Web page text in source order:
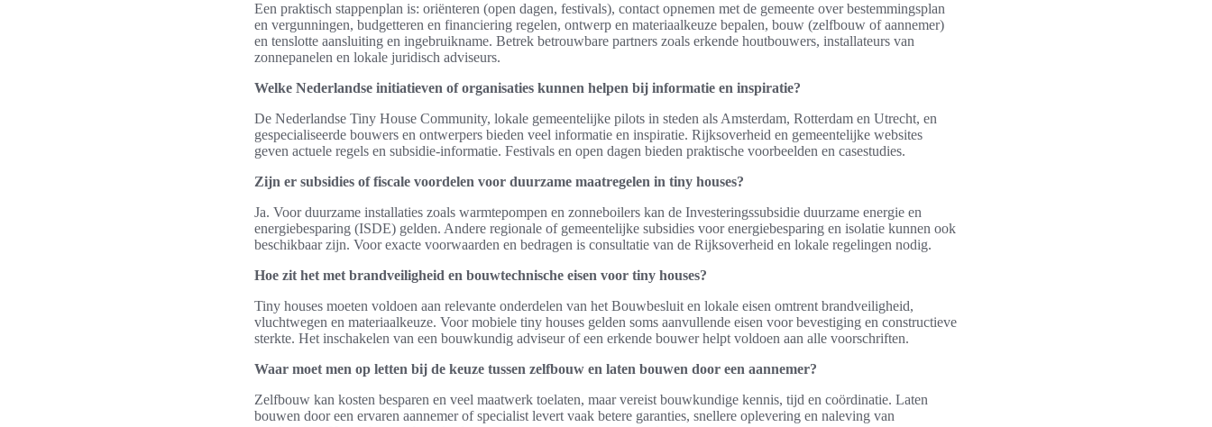
Een praktisch stappenplan is: oriënteren (open dagen, festivals), contact opnemen met de gemeente over bestemmingsplan
en vergunningen, budgetteren en financiering regelen, ontwerp en materiaalkeuze bepalen, bouw (zelfbouw of aannemer)
en tenslotte aansluiting en ingebruikname. Betrek betrouwbare partners zoals erkende houtbouwers, installateurs van
zonnepanelen en lokale juridisch adviseurs.
Welke Nederlandse initiatieven of organisaties kunnen helpen bij informatie en inspiratie?
De Nederlandse Tiny House Community, lokale gemeentelijke pilots in steden als Amsterdam, Rotterdam en Utrecht, en
gespecialiseerde bouwers en ontwerpers bieden veel informatie en inspiratie. Rijksoverheid en gemeentelijke websites
geven actuele regels en subsidie-informatie. Festivals en open dagen bieden praktische voorbeelden en casestudies.
Zijn er subsidies of fiscale voordelen voor duurzame maatregelen in tiny houses?
Ja. Voor duurzame installaties zoals warmtepompen en zonneboilers kan de Investeringssubsidie duurzame energie en
energiebesparing (ISDE) gelden. Andere regionale of gemeentelijke subsidies voor energiebesparing en isolatie kunnen ook
beschikbaar zijn. Voor exacte voorwaarden en bedragen is consultatie van de Rijksoverheid en lokale regelingen nodig.
Hoe zit het met brandveiligheid en bouwtechnische eisen voor tiny houses?
Tiny houses moeten voldoen aan relevante onderdelen van het Bouwbesluit en lokale eisen omtrent brandveiligheid,
vluchtwegen en materiaalkeuze. Voor mobiele tiny houses gelden soms aanvullende eisen voor bevestiging en constructieve
sterkte. Het inschakelen van een bouwkundig adviseur of een erkende bouwer helpt voldoen aan alle voorschriften.
Waar moet men op letten bij de keuze tussen zelfbouw en laten bouwen door een aannemer?
Zelfbouw kan kosten besparen en veel maatwerk toelaten, maar vereist bouwkundige kennis, tijd en coördinatie. Laten
bouwen door een ervaren aannemer of specialist levert vaak betere garanties, snellere oplevering en naleving van